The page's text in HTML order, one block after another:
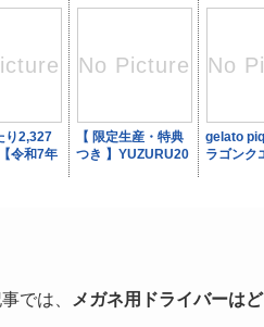
では、 メガネ用ドライバーは